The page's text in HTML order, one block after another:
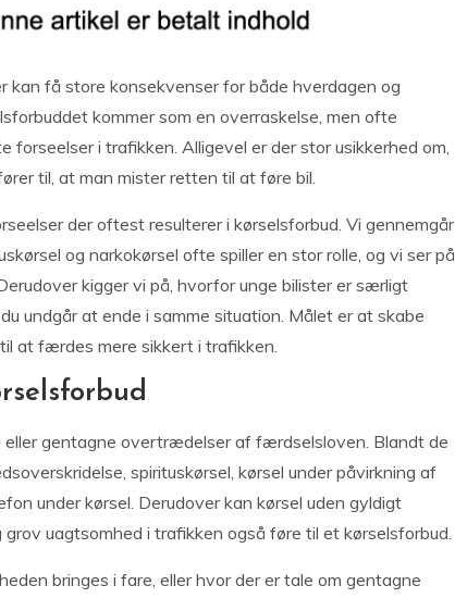
kan få store konsekvenser for både hverdagen og
kommer som en overraskelse, men ofte
i trafikken. Alligevel er der stor usikkerhed om,
til, at man mister retten til at føre bil.
der oftest resulterer i kørselsforbud. Vi gennemgår
og narkokørsel ofte spiller en stor rolle, og vi ser på
kigger vi på, hvorfor unge bilister er særligt
undgår at ende i samme situation. Målet er at skabe
at færdes mere sikkert i trafikken.
gentagne overtrædelser af færdselsloven. Blandt de
spirituskørsel, kørsel under påvirkning af
under kørsel. Derudover kan kørsel uden gyldigt
uagtsomhed i trafikken også føre til et kørselsforbud.
bringes i fare, eller hvor der er tale om gentagne